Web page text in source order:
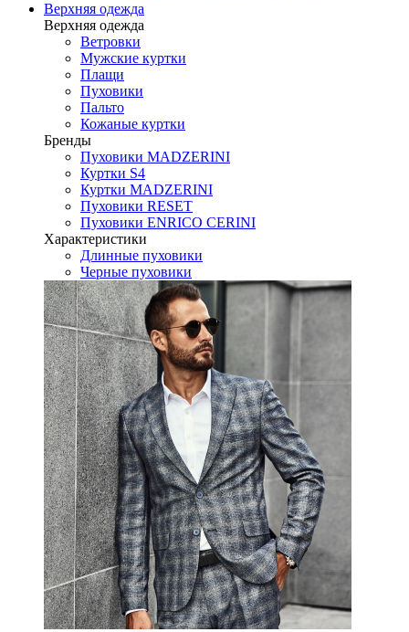
Верхняя одежда
Верхняя одежда
Ветровки
Мужские куртки
Плащи
Пуховики
Пальто
Кожаные куртки
Бренды
Пуховики MADZERINI
Куртки S4
Куртки MADZERINI
Пуховики RESET
Пуховики ENRICO CERINI
Характеристики
Длинные пуховики
Черные пуховики